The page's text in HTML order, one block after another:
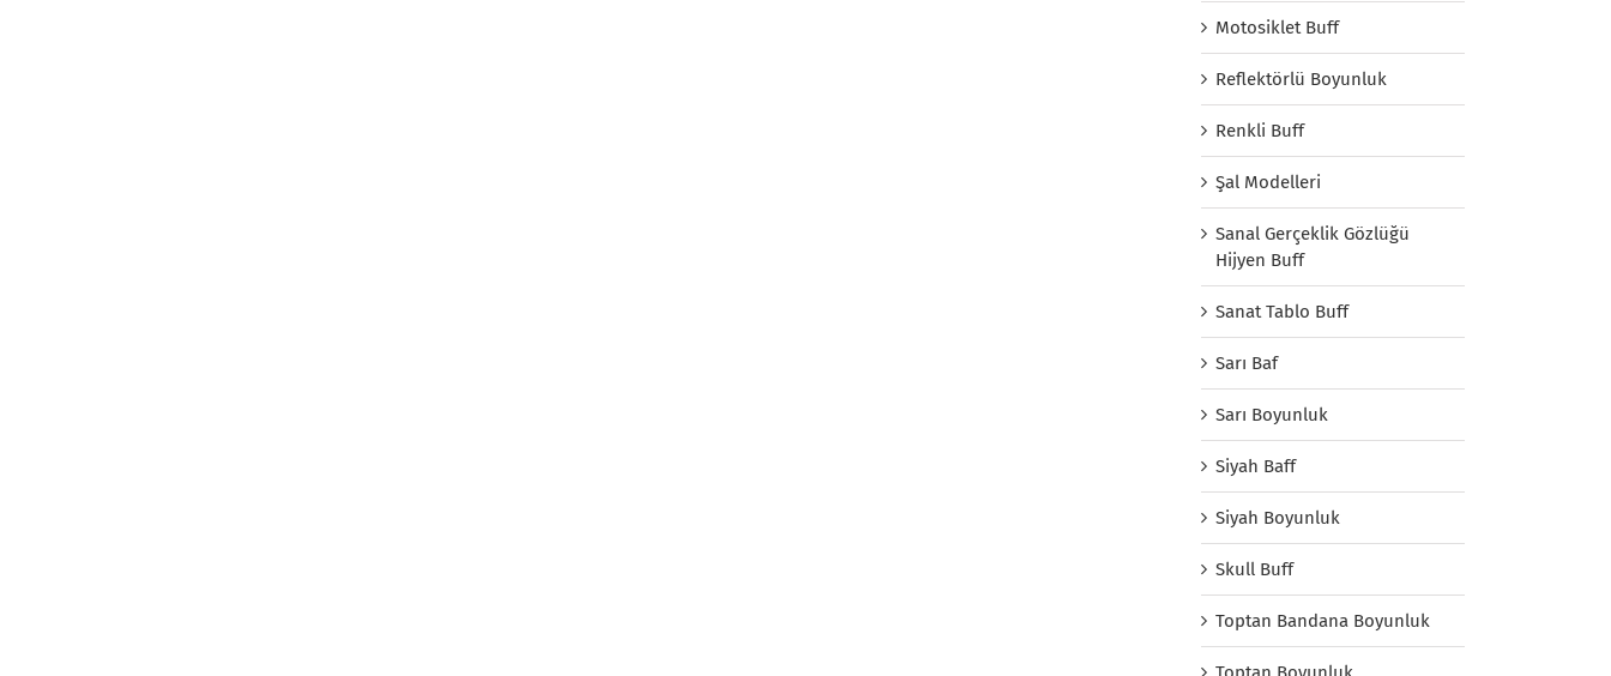
Motosiklet Buff
Reflektörlü Boyunluk
Renkli Buff
Şal Modelleri
Sanal Gerçeklik Gözlüğü
Hijyen Buff
Sanat Tablo Buff
Sarı Baf
Sarı Boyunluk
Siyah Baff
Siyah Boyunluk
Skull Buff
Toptan Bandana Boyunluk